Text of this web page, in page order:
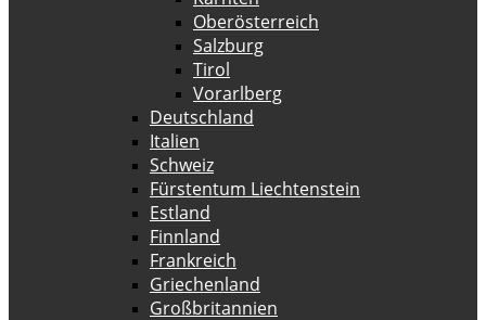
Oberösterreich
Salzburg
Tirol
Vorarlberg
Deutschland
Italien
Schweiz
Fürstentum Liechtenstein
Estland
Finnland
Frankreich
Griechenland
Großbritannien